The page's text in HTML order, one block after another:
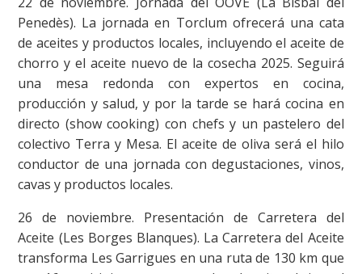
Penedès). La jornada en Torclum ofrecerá una cata
de aceites y productos locales, incluyendo el aceite de
chorro y el aceite nuevo de la cosecha 2025. Seguir
una mesa redonda con expertos en cocina,
producción y salud, y por la tarde se hará cocina en
directo (show cooking) con chefs y un pastelero del
colectivo Terra y Mesa. El aceite de oliva será el hilo
conductor de una jornada con degustaciones, vinos,
cavas y productos locales.
26 de noviembre. Presentación de Carretera del
Aceite (Les Borges Blanques). La Carretera del Aceite
transforma Les Garrigues en una ruta de 130 km que